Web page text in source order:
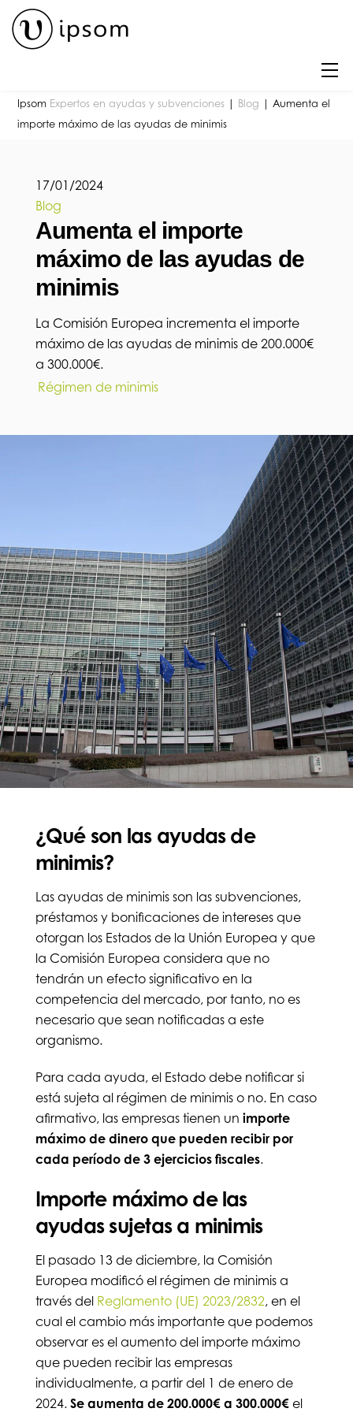
Skip
content
Ipsom Expertos en ayudas y subvenciones Blog |Aumenta el
importe máximo de las ayudas de minimis
17/01 /2024
Blog
Aumenta el importe
máximo de las ayudas de
minimis
La Comisión Europea incrementa el importe
máximo de las ayudas de minimis de 200.000€
a 300.000€.
Régimen de minimis
¿Qué son las ayudas de
minimis?
Las ayudas de minimis son las subvenciones,
préstamos y bonificaciones de intereses que
otorgan los Estados de la Unión Europea y que
la Comisión Europea considera que no
tendrán un efecto significativo en la
competencia del mercado, por tanto, no es
necesario que sean notificadas a este
organismo.
Para cada ayuda, el Estado debe notificar si
está sujeta al régimen de minimis o no. En caso
afirmativo, las empresas tienen un importe
máximo de dinero que pueden recibir por
cada período de 3 ejercicios fiscales.
Importe máximo de las
ayudas sujetas a minimis
El pasado 13 de diciembre, la Comisión
Europea modificó el régimen de minimis a
través del Reglamento (UE) 2023/2832, en el
cual el cambio más importante que podemos
observar es el aumento del importe máximo
que pueden recibir las empresas
individualmente, a partir del 1 de enero de
2024. Se aumenta de 200.000€ a 300.000€el